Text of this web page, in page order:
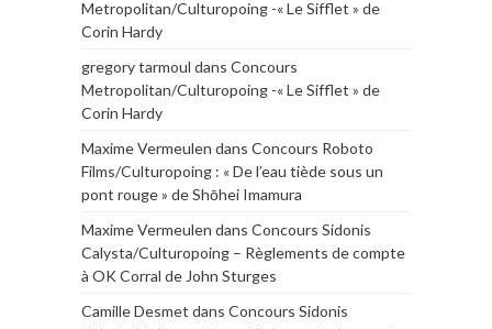
Metropolitan/Culturopoing -« Le Sifflet » de
Corin Hardy
gregory tarmoul dans Concours
Metropolitan/Culturopoing -« Le Sifflet » de
Corin Hardy
Maxime Vermeulen dans Concours Roboto
Films/Culturopoing : « De l’eau tiède sous un
pont rouge » de Shōhei Imamura
Maxime Vermeulen dans Concours Sidonis
Calysta/Culturopoing – Règlements de compte
à OK Corral de John Sturges
Camille Desmet dans Concours Sidonis